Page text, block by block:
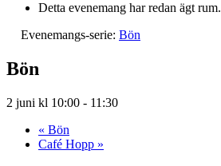
Detta evenemang har redan ägt rum.
Evenemangs-serie: Bön
Bön
2 juni kl 10:00 - 11:30
« Bön
Café Hopp »